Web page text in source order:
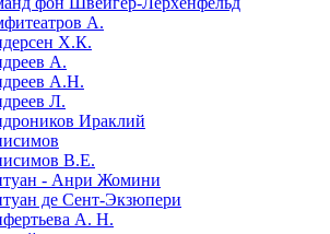
А.
Х.К.
А.
А.Н.
Л.
Ираклий
В.Е.
- Анри Жомини
де Сент-Экзюпери
А. Н.